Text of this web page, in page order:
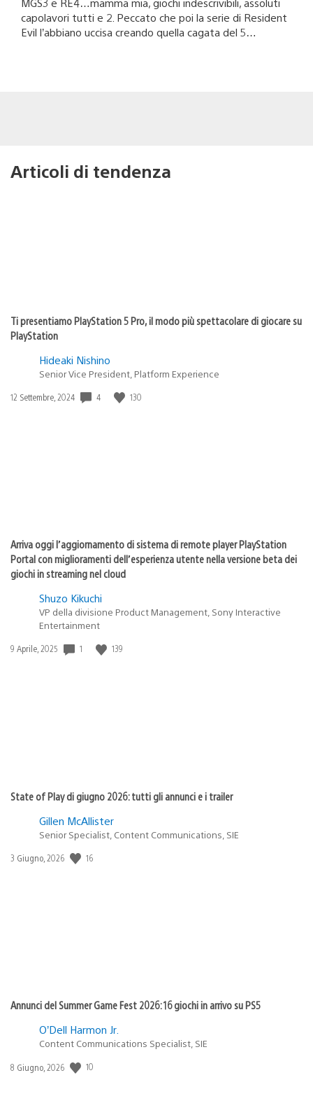
capolavori tutti e 2. Peccato che poi la serie di Resident
Evil l’abbiano uccisa creando quella cagata del 5…
Articoli di tendenza
Ti presentiamo PlayStation 5 Pro, il modo più spettacolare di giocare su
PlayStation
Hideaki Nishino
Senior Vice President, Platform Experience
Data
12 Settembre, 2024 4 130
Arriva oggi l’aggiornamento di sistema di remote player PlayStation
Portal con miglioramenti dell’esperienza utente nella versione beta dei
giochi in streaming nel cloud
Shuzo Kikuchi
VP della divisione Product Management, Sony Interactive
Entertainment
Data
9 Aprile, 2025 1 139
State of Play di giugno 2026: tutti gli annunci e i trailer
Gillen McAllister
Senior Specialist, Content Communications, SIE
Data
3 Giugno, 2026 16
Annunci del Summer Game Fest 2026: 16 giochi in arrivo su PS5
O’Dell Harmon Jr.
Content Communications Specialist, SIE
Data
8 Giugno, 2026 10